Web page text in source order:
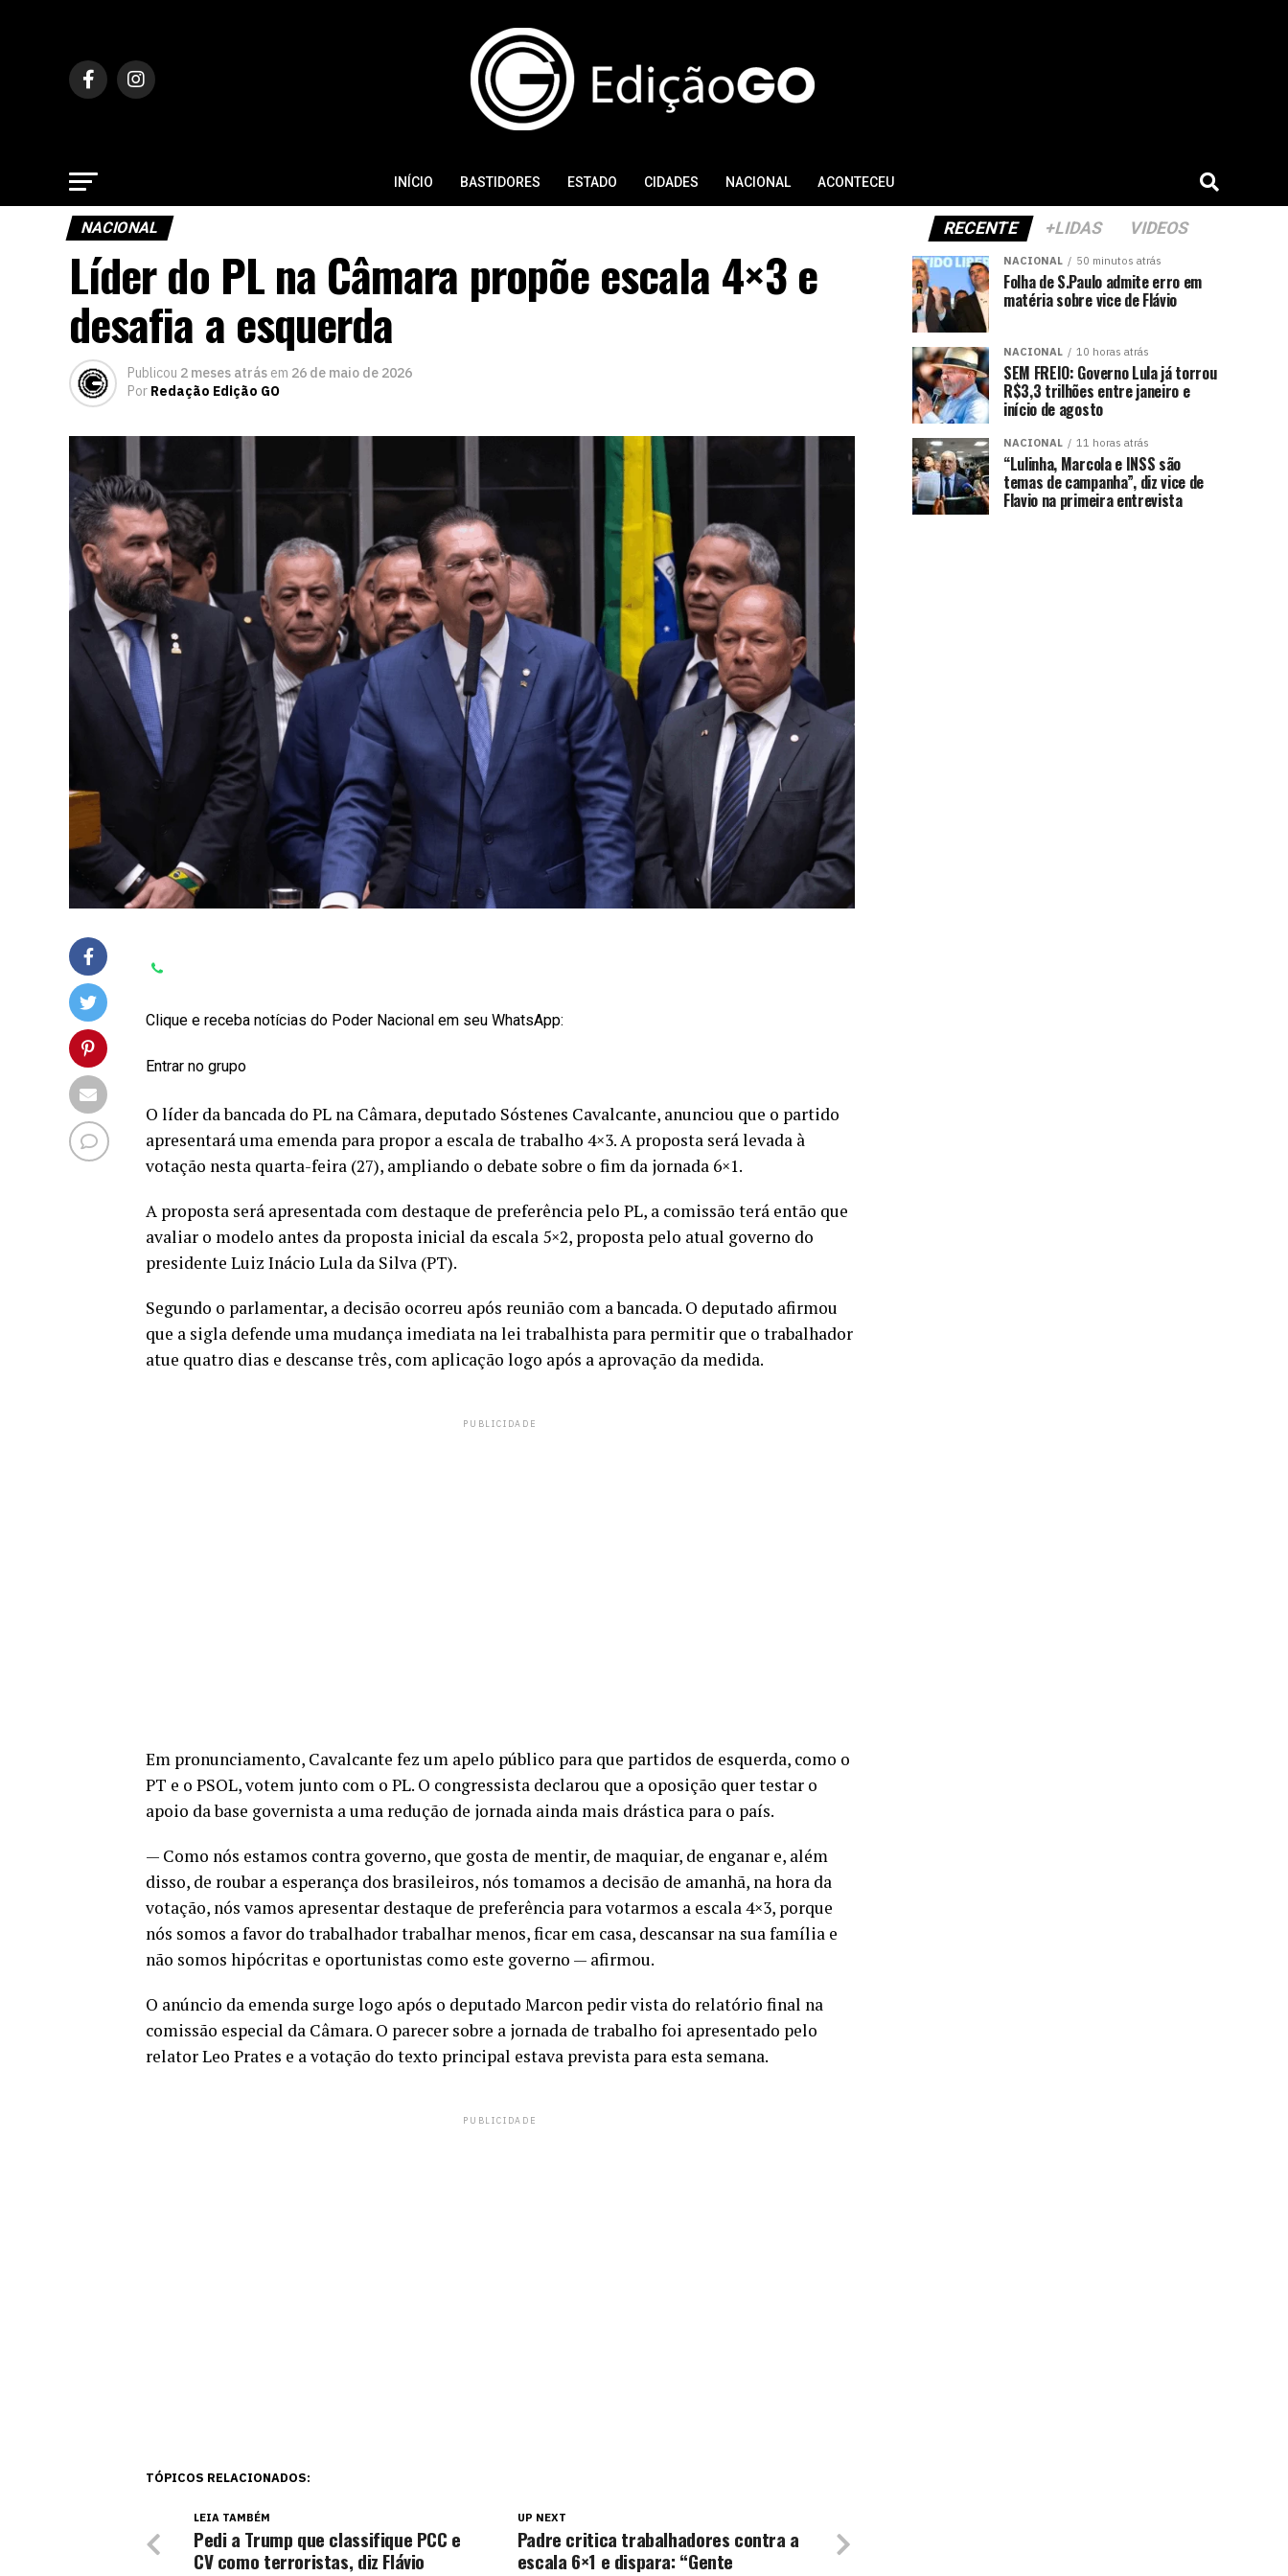
INÍCIO BASTIDORES ESTADO CIDADES NACIONAL ACONTECEU
NACIONAL
Líder do PL na Câmara propõe escala 4×3 e
desafia a esquerda
Publicou 2 meses atrásem 26 de maio de 2026
PorRedação Edição GO
Clique e receba notícias do Poder Nacional em seu WhatsApp:
Entrar no grupo
O líder da bancada do PL na Câmara, deputado Sóstenes Cavalcante, anunciou que o partido
apresentará uma emenda para propor a escala de trabalho 4×3. A proposta será levada à
votação nesta quarta-feira (27), ampliando o debate sobre o fim da jornada 6×1.
A proposta será apresentada com destaque de preferência pelo PL, a comissão terá então que
avaliar o modelo antes da proposta inicial da escala 5×2, proposta pelo atual governo do
presidente Luiz Inácio Lula da Silva (PT).
Segundo o parlamentar, a decisão ocorreu após reunião com a bancada. O deputado afirmou
que a sigla defende uma mudança imediata na lei trabalhista para permitir que o trabalhador
atue quatro dias e descanse três, com aplicação logo após a aprovação da medida.
PUBLICIDADE
Em pronunciamento, Cavalcante fez um apelo público para que partidos de esquerda, como o
PT e o PSOL, votem junto com o PL. O congressista declarou que a oposição quer testar o
apoio da base governista a uma redução de jornada ainda mais drástica para o país.
— Como nós estamos contra governo, que gosta de mentir, de maquiar, de enganar e, além
disso, de roubar a esperança dos brasileiros, nós tomamos a decisão de amanhã, na hora da
votação, nós vamos apresentar destaque de preferência para votarmos a escala 4×3, porque
nós somos a favor do trabalhador trabalhar menos, ficar em casa, descansar na sua família e
não somos hipócritas e oportunistas como este governo — afirmou.
O anúncio da emenda surge logo após o deputado Marcon pedir vista do relatório final na
comissão especial da Câmara. O parecer sobre a jornada de trabalho foi apresentado pelo
relator Leo Prates e a votação do texto principal estava prevista para esta semana.
PUBLICIDADE
TÓPICOS RELACIONADOS:
UP NEXT
Padre critica trabalhadores contra a
escala 6×1 e dispara: “Gente
LEIA TAMBÉM
Pedi a Trump que classifique PCC e
CV como terroristas, diz Flávio
RECENTE +LIDAS VIDEOS
NACIONAL 50 minutos atrás
Folha de S.Paulo admite erro em
matéria sobre vice de Flávio
NACIONAL 10 horas atrás
SEM FREIO: Governo Lula já torrou
R$3,3 trilhões entre janeiro e
início de agosto
NACIONAL 11 horas atrás
“Lulinha, Marcola e INSS são
temas de campanha”, diz vice de
Flavio na primeira entrevista